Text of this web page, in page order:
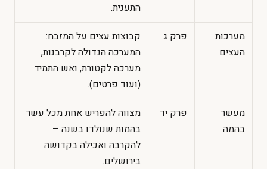
התענית.
מערכות
העצים
פרק ג
קבוצות עצים על המזבח:
המערכה הגדולה לקרבנות,
מערכה לקטורת, ואש התמיד
(ועוד פרטים).
מעשר
בהמה
פרק יד
מצווה להפריש אחת מכל עשר
בהמות שנולדו בשנה –
להקרבה ואכילה בקדושה
בירושלים.